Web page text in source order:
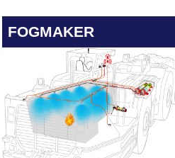
FOGMAKER